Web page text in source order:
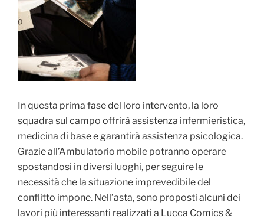
In questa prima fase del loro intervento, la loro
squadra sul campo offrirà assistenza infermieristica,
medicina di base e garantirà assistenza psicologica.
Grazie all’Ambulatorio mobile potranno operare
spostandosi in diversi luoghi, per seguire le
necessità che la situazione imprevedibile del
conflitto impone. Nell’asta, sono proposti alcuni dei
lavori più interessanti realizzati a Lucca Comics &